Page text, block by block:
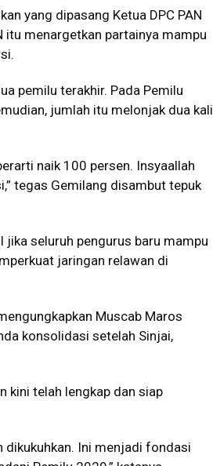
yang dipasang Ketua DPC PAN
itu menargetkan partainya mampu
pemilu terakhir. Pada Pemilu
jumlah itu melonjak dua kali
naik 100 persen. Insyaallah
tegas Gemilang disambut tepuk
seluruh pengurus baru mampu
jaringan relawan di
Muscab Maros
konsolidasi setelah Sinjai,
kini telah lengkap dan siap
dikukuhkan. Ini menjadi fondasi